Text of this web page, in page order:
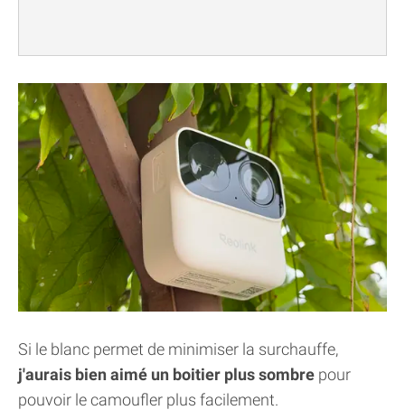
Si le blanc permet de minimiser la surchauffe,
j'aurais bien aimé un boitier plus sombre pour
pouvoir le camoufler plus facilement.